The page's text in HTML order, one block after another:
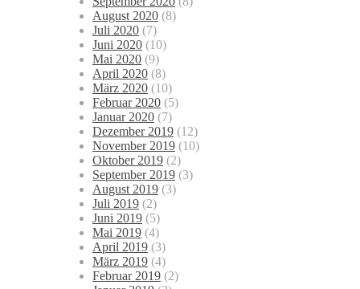
August 2020 (8)
Juli 2020 (7)
Juni 2020 (10)
Mai 2020 (9)
April 2020 (8)
März 2020 (10)
Februar 2020 (5)
Januar 2020 (7)
Dezember 2019 (12)
November 2019 (10)
Oktober 2019 (2)
September 2019 (3)
August 2019 (3)
Juli 2019 (2)
Juni 2019 (5)
Mai 2019 (4)
April 2019 (3)
März 2019 (4)
Februar 2019 (2)